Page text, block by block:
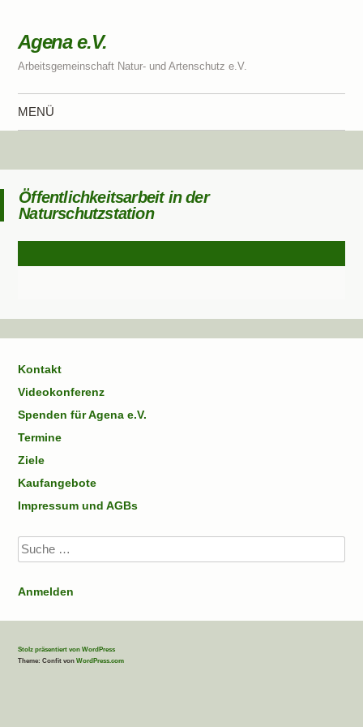
Agena e.V.
Arbeitsgemeinschaft Natur- und Artenschutz e.V.
MENÜ
Öffentlichkeitsarbeit in der
Naturschutzstation
Kontakt
Videokonferenz
Spenden für Agena e.V.
Termine
Ziele
Kaufangebote
Impressum und AGBs
Suche
Anmelden
Stolz präsentiert von WordPress
Theme: Confit von WordPress.com